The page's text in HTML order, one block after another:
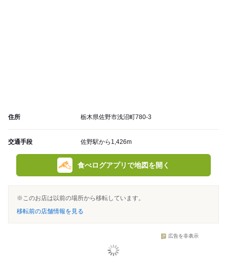
住所 栃木県佐野市浅沼町780-3
交通手段 佐野駅から1,426m
食べログアプリで地図を開く
※このお店は以前の場所から移転しています。
移転前の店舗情報を見る
広告を非表示